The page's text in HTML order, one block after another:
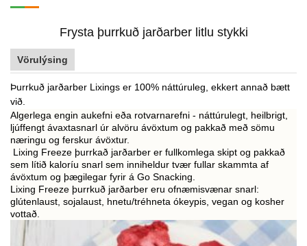
Frysta þurrkuð jarðarber litlu stykki
Vörulýsing
Þurrkuð jarðarber Lixings er 100% náttúruleg, ekkert annað bætt
við.
Algerlega engin aukefni eða rotvarnarefni - náttúrulegt, heilbrigt,
ljúffengt ávaxtasnarl úr alvöru ávöxtum og pakkað með sömu
næringu og ferskur ávöxtur.
Lixing Freeze þurrkað jarðarber er fullkomlega skipt og pakkað
sem lítið kaloríu snarl sem inniheldur tvær fullar skammta af
ávöxtum og þægilegar fyrir á Go Snacking.
Lixing Freeze þurrkuð jarðarber eru ofnæmisvænar snarl:
glútenlaust, sojalaust, hnetu/tréhneta ókeypis, vegan og kosher
vottað.